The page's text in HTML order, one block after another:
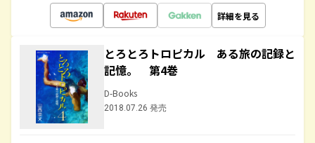
詳細を見る
とろとろトロピカル ある旅の記録と
記憶。 第4巻
D-Books
2018.07.26 発売